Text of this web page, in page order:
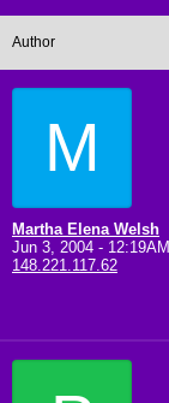
Author
M
Martha Elena Welsh
Jun 3, 2004 - 12:19AM
148.221.117.62